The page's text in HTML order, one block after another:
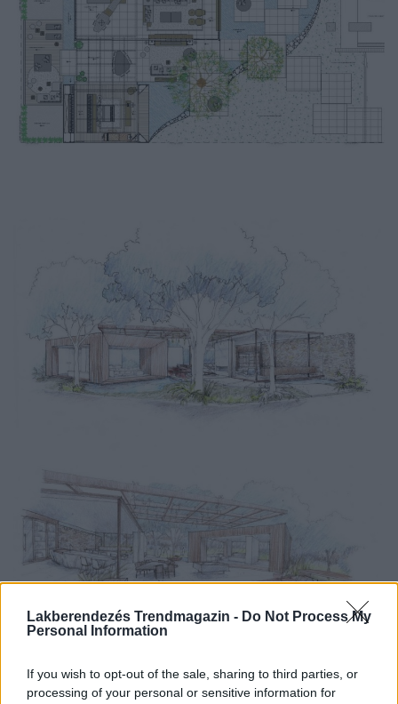
Lakberendezés Trendmagazin - Do Not Process My
Personal Information
If you wish to opt-out of the sale, sharing to third parties, or
processing of your personal or sensitive information for